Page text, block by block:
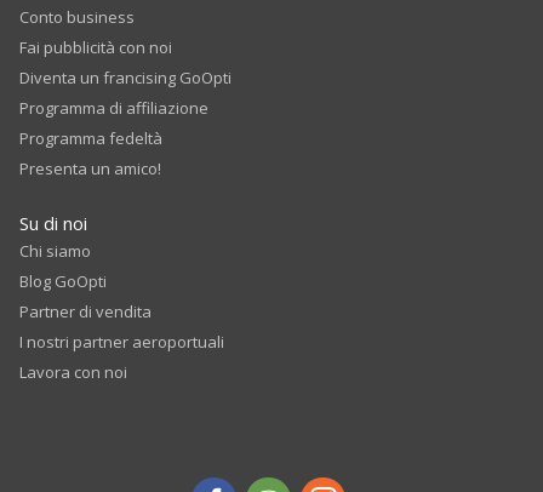
Conto business
Fai pubblicità con noi
Diventa un francising GoOpti
Programma di affiliazione
Programma fedeltà
Presenta un amico!
Su di noi
Chi siamo
Blog GoOpti
Partner di vendita
I nostri partner aeroportuali
Lavora con noi